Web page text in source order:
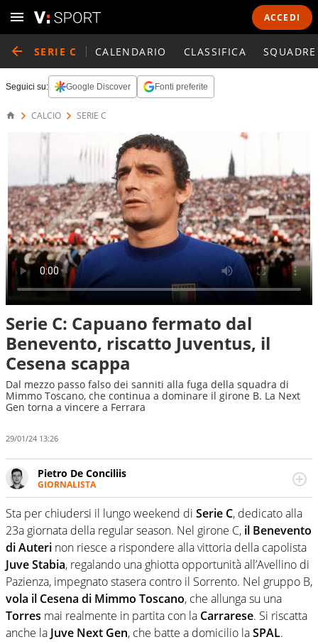
ACCEDI
SERIE C CALENDARIO CLASSIFICA SQUADRE
Seguici su: Google Discover Fonti preferite
CALCIO SERIE C
Serie C: Capuano fermato dal
Benevento, riscatto Juventus, il
Cesena scappa
Dal mezzo passo falso dei sanniti alla fuga della squadra di
Mimmo Toscano, che continua a dominare il girone B. La Next
Gen torna a vincere a Ferrara
29/01/24 13:26
Pietro De Conciliis
GIORNALISTA
Giornalista pubblicista e speaker radiofonico, per Virgilio
Sport si occupa di calcio con uno sguardo attento e
competente sui campionati di Serie B e Serie C
Sta per chiudersi il lungo weekend di Serie C, dedicato alla
23a giornata della regular season. Nel girone C, il Benevento
di Auteri non riesce a rispondere alla vittoria della capolista
Juve Stabia, regalando una ghiotta opportunità all’Avellino di
Pazienza, impegnato stasera contro il Sorrento. Nel gruppo B,
vola il Cesena di Mimmo Toscano, che allunga su una
Torres mai realmente in partita con la Carrarese. Si riscatta
anche la Juve Next Gen, che batte a domicilio laSPAL.